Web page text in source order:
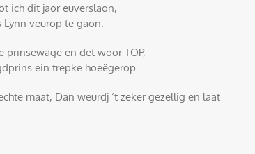
ich dit jaor euverslaon,
veurop te gaon.
prinsewage en det woor TOP,
ein trepke hoeëgerop.
maat, Dan weurdj ‘t zeker gezellig en laat